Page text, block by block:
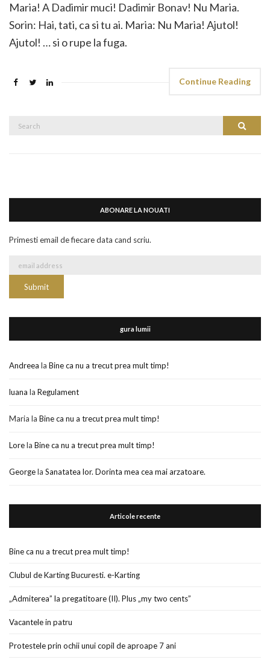
Maria! A Dadimir muci! Dadimir Bonav! Nu Maria.
Sorin: Hai, tati, ca si tu ai. Maria: Nu Maria! Ajutol!
Ajutol! … si o rupe la fuga.
Continue Reading
Search
ABONARE LA NOUATI
Primesti email de fiecare data cand scriu.
gura lumii
Andreea la Bine ca nu a trecut prea mult timp!
luana la Regulament
Maria la Bine ca nu a trecut prea mult timp!
Lorela Bine ca nu a trecut prea mult timp!
Georgela Sanatatea lor. Dorinta mea cea mai arzatoare.
Articole recente
Bine ca nu a trecut prea mult timp!
Clubul de Karting Bucuresti. e-Karting
„Admiterea” la pregatitoare (II). Plus „my two cents”
Vacantele in patru
Protestele prin ochii unui copil de aproape 7 ani